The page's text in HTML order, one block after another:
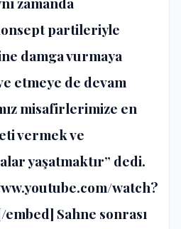
partileriyle
damga vurmaya
etmeye de devam
misafirlerimize en
vermek ve
yaşatmaktır” dedi.
watch?
Sahne sonrası